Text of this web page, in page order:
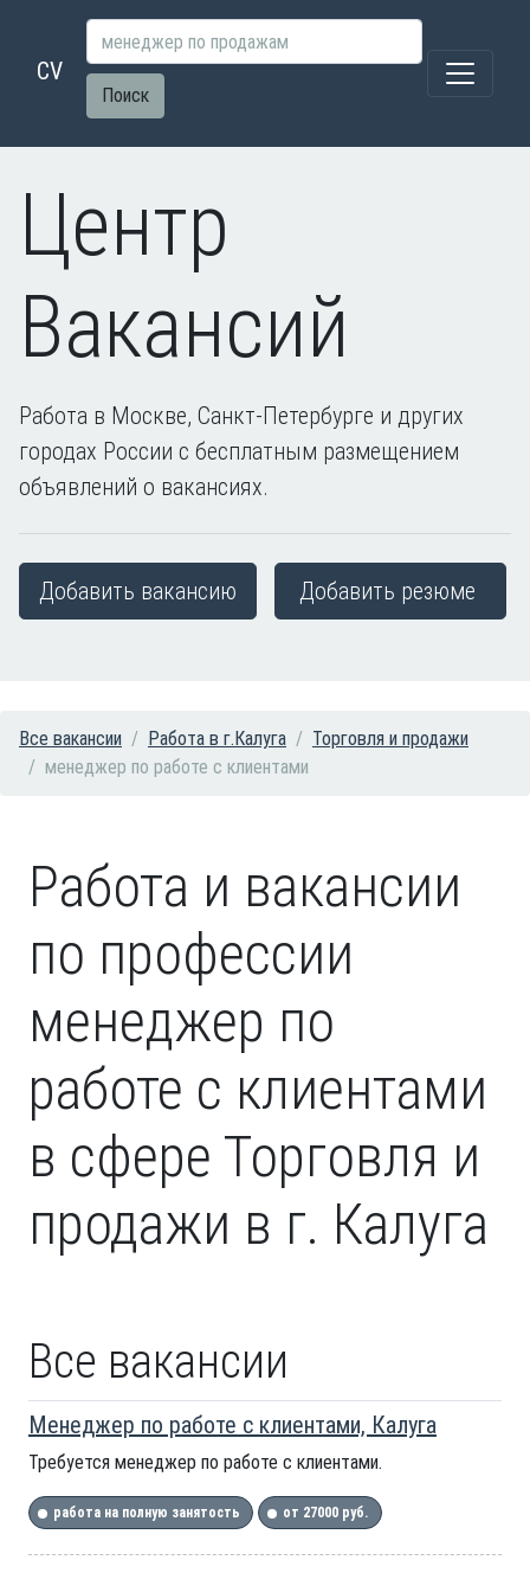
CV
Поиск
Центр
Вакансий
Работа в Москве, Санкт-Петербурге и других
городах России с бесплатным размещением
объявлений о вакансиях.
Добавить вакансию Добавить резюме
Все вакансии Работа в г.Калуга
Торговля и продажи
менеджер по работе с клиентами
Работа и вакансии
по профессии
менеджер по
работе с клиентами
в сфере Торговля и
продажи в г. Калуга
Все вакансии
Менеджер по работе с клиентами, Калуга
Требуется менеджер по работе с клиентами.
работа на полную занятость от 27000 руб.